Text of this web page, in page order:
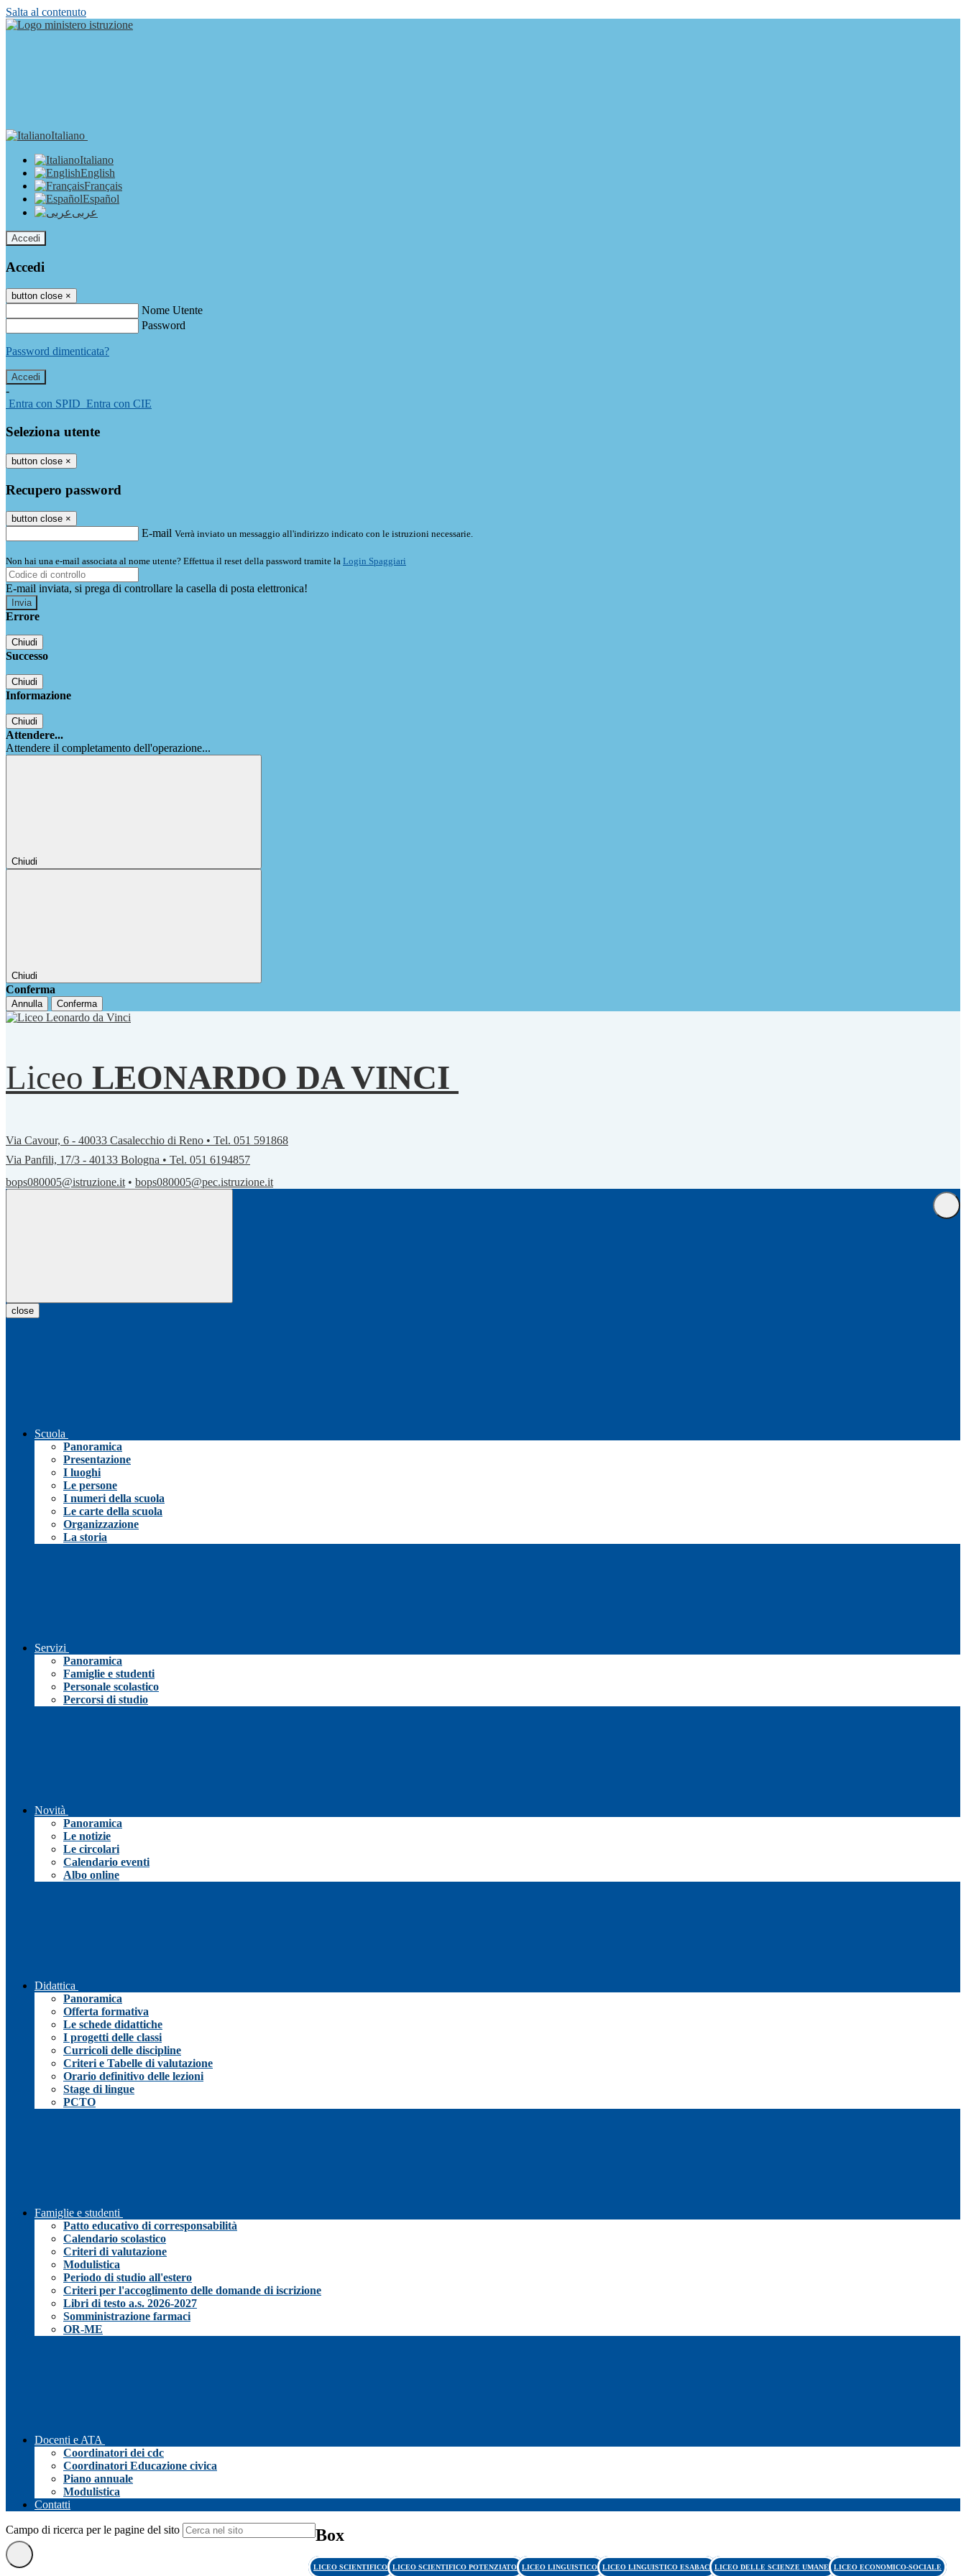
Salta al contenuto
Italiano
Italiano
English
Français
Español
عربى
Accedi
Accedi
button close ×
Nome Utente
Password
Password dimenticata?
-
Entra con SPID Entra con CIE
Seleziona utente
button close ×
Recupero password
button close ×
E-mail Verrà inviato un messaggio all'indirizzo indicato con le istruzioni necessarie.
Non hai una e-mail associata al nome utente? Effettua il reset della password tramite la Login Spaggiari
E-mail inviata, si prega di controllare la casella di posta elettronica!
Errore
Chiudi
Successo
Chiudi
Informazione
Chiudi
Attendere...
Attendere il completamento dell'operazione...
Chiudi
Chiudi
Conferma
Annulla Conferma
Liceo LEONARDO DA VINCI
Via Cavour, 6 - 40033 Casalecchio di Reno • Tel. 051 591868
Via Panfili, 17/3 - 40133 Bologna • Tel. 051 6194857
bops080005@istruzione.it • bops080005@pec.istruzione.it
close
Scuola
Panoramica
Presentazione
I luoghi
Le persone
I numeri della scuola
Le carte della scuola
Organizzazione
La storia
Servizi
Panoramica
Famiglie e studenti
Personale scolastico
Percorsi di studio
Novità
Panoramica
Le notizie
Le circolari
Calendario eventi
Albo online
Didattica
Panoramica
Offerta formativa
Le schede didattiche
I progetti delle classi
Curricoli delle discipline
Criteri e Tabelle di valutazione
Orario definitivo delle lezioni
Stage di lingue
PCTO
Famiglie e studenti
Patto educativo di corresponsabilità
Calendario scolastico
Criteri di valutazione
Modulistica
Periodo di studio all'estero
Criteri per l'accoglimento delle domande di iscrizione
Libri di testo a.s. 2026-2027
Somministrazione farmaci
OR-ME
Docenti e ATA
Coordinatori dei cdc
Coordinatori Educazione civica
Piano annuale
Modulistica
Contatti
Campo di ricerca per le pagine del sito Box
LICEO SCIENTIFICO LICEO SCIENTIFICO POTENZIATO LICEO LINGUISTICO LICEO LINGUISTICO ESABAC LICEO DELLE SCIENZE UMANE LICEO ECONOMICO-SOCIALE